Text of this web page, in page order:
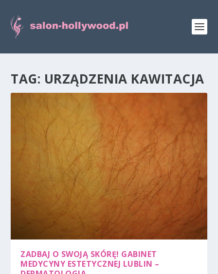
TAG: URZĄDZENIA KAWITACJA
ZADBAJ O SWOJĄ SKÓRĘ! GABINET
MEDYCYNY ESTETYCZNEJ LUBLIN –